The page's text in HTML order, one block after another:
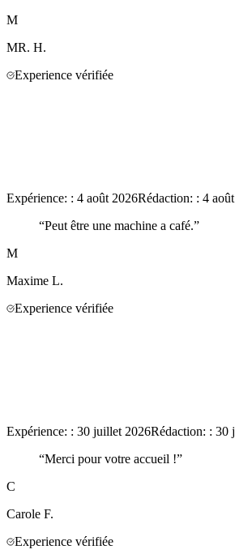
M
MR. H.
Experience vérifiée
Expérience: : 4 août 2026Rédaction: : 4
“Peut être une machine a café.”
M
Maxime L.
Experience vérifiée
Expérience: : 30 juillet 2026Rédaction: : 30
“Merci pour votre accueil !”
C
Carole F.
Experience vérifiée